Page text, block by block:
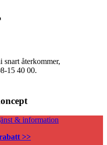
snart återkommer,
15 40 00.
& information
>>